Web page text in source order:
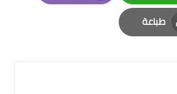
Whatsapp
Email
طباعة
Print